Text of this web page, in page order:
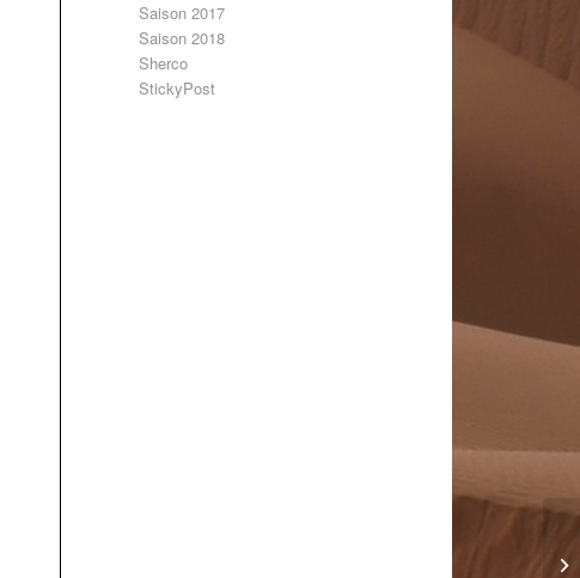
Saison 2017
Saison 2018
Sherco
StickyPost